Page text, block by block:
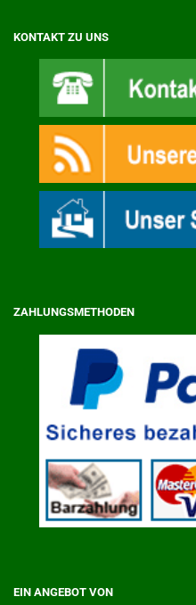
KONTAKT ZU UNS
ZAHLUNGSMETHODEN
EIN ANGEBOT VON